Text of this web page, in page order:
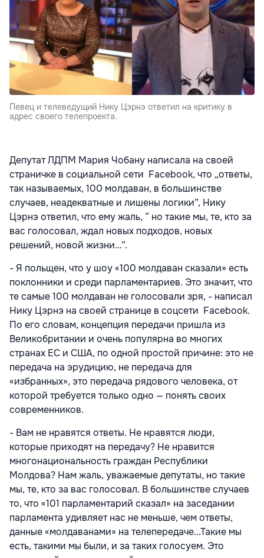
Певец и телеведущий Нику Цэрнэ ответил на критику в
адрес своего телепроекта.
Депутат ЛДПМ Мария Чобану написала на своей
страничке в социальной сети Facebook, что „ответы,
так называемых, 100 молдаван, в большинстве
случаев, неадекватные и лишены логики”, Нику
Цэрнэ ответил, что ему жаль, “ но такие мы, те, кто за
вас голосовал, ждал новых подходов, новых
решений, новой жизни...”.
- Я польщен, что у шоу «100 молдаван сказали» есть
поклонники и среди парламентариев. Это значит, что
те самые 100 молдаван не голосовали зря, - написал
Нику Цэрнэ на своей странице в соцсети Facebook.
По его словам, концепция передачи пришла из
Великобритании и очень популярна во многих
странах ЕС и США, по одной простой причине: это не
передача на эрудицию, не передача для
«избранных», это передача рядового человека, от
которой требуется только одно — понять своих
современников.
- Вам не нравятся ответы. Не нравятся люди,
которые приходят на передачу? Не нравится
многонациональность граждан Республики
Молдова? Нам жаль, уважаемые депутаты, но такие
мы, те, кто за вас голосовал. В большинстве случаев
то, что «101 парламентарий сказал» на заседании
парламента удивляет нас не меньше, чем ответы,
данные «молдаванами» на телепередаче...Такие мы
есть, такими мы были, и за таких голосуем. Это